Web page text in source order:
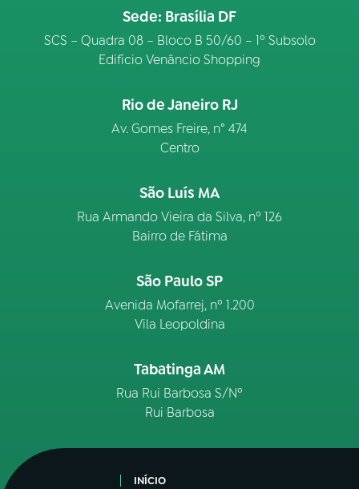
Sede: Brasília DF
SCS – Quadra 08 – Bloco B 50/60 – 1º Subsolo
Edifício Venâncio Shopping
Rio de Janeiro RJ
Av. Gomes Freire, n° 474
Centro
São Luís MA
Rua Armando Vieira da Silva, nº 126
Bairro de Fátima
São Paulo SP
Avenida Mofarrej, nº 1.200
Vila Leopoldina
Tabatinga AM
Rua Rui Barbosa S/Nº
Rui Barbosa
INÍCIO